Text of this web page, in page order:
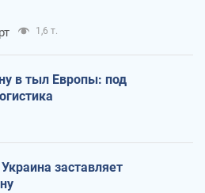
1,6 т.
в тыл Европы: под
заставляет